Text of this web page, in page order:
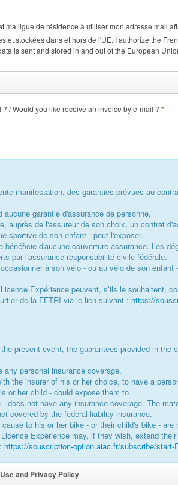
Triathlon Federation to use my email address to make me benefit
is sent and stored in and out of the European
/ Would you like receive an invoice by e-mail ? *
manifestation, des garanties prévues au
garantie d'assurance de personne,
auprès de l'assureur de son choix, un contrat
sportive de son enfant - peut l'exposer.
d'aucune couverture assurance. Les
par l'assurance responsabilité civile fédérale.
à son vélo - ou au vélo de son
Expérience peuvent, s’ils le souhaitent,
de la FFTRI via le lien suivant : https://
present event, the guarantees provided in
personal insurance coverage,
the insurer of his or her choice, to have a
or her child - could expose them to.
does not have any insurance coverage. The
covered by the federal liability insurance.
to his or her bike - or their child's bike -
Expérience may, if they wish, extend
https://souscription-option.aiac.fr/subscribe/start-
and Privacy Policy